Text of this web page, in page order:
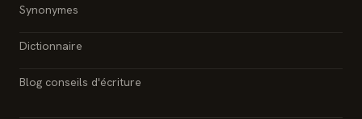
Synonymes
Dictionnaire
Blog conseils d'écriture